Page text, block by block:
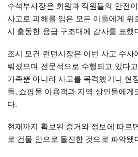
수석부사장은 회원과 직원들의 안전
사고로 피해를 입은 모든 이들에게 위
시 출동한 응급 구조대에 감사를 표했
조시 모건 런던시장은 이번 사고 수사
뤄졌으며 전문적으로 수행되고 있다
가족뿐 아니라 사고를 목격했거나 현
들, 쇼핑몰 이용객과 지역 상인들에게
다.
현재까지 확보된 증거와 정보에 따르
로 건물 안으로 돌진한 것으로 파악됐